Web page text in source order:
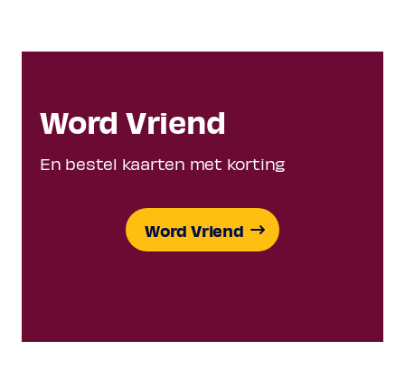
Word Vriend
En bestel kaarten met korting
Word Vriend